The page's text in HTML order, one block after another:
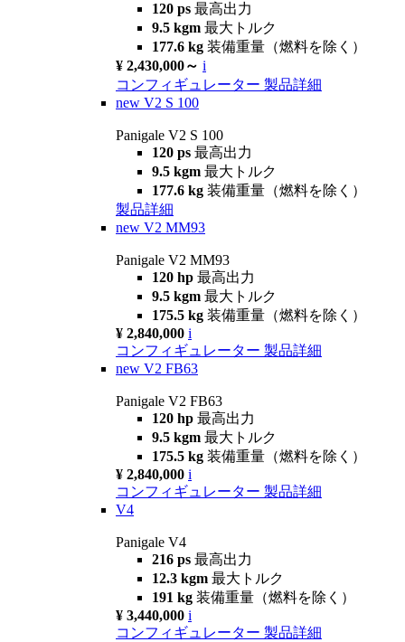
120 ps 最高出力
9.5 kgm 最大トルク
177.6 kg 装備重量（燃料を除く）
¥ 2,430,000～ i
コンフィギュレーター 製品詳細
new V2 S 100
Panigale V2 S 100
120 ps 最高出力
9.5 kgm 最大トルク
177.6 kg 装備重量（燃料を除く）
製品詳細
new V2 MM93
Panigale V2 MM93
120 hp 最高出力
9.5 kgm 最大トルク
175.5 kg 装備重量（燃料を除く）
¥ 2,840,000 i
コンフィギュレーター 製品詳細
new V2 FB63
Panigale V2 FB63
120 hp 最高出力
9.5 kgm 最大トルク
175.5 kg 装備重量（燃料を除く）
¥ 2,840,000 i
コンフィギュレーター 製品詳細
V4
Panigale V4
216 ps 最高出力
12.3 kgm 最大トルク
191 kg 装備重量（燃料を除く）
¥ 3,440,000 i
コンフィギュレーター 製品詳細